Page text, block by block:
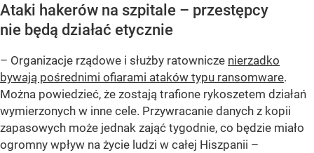
Ataki hakerów na szpitale – przestępcy
nie będą działać etycznie
– Organizacje rządowe i służby ratownicze nierzadko
bywają pośrednimi ofiarami ataków typu ransomware.
Można powiedzieć, że zostają trafione rykoszetem działań
wymierzonych w inne cele. Przywracanie danych z kopii
zapasowych może jednak zająć tygodnie, co będzie miało
ogromny wpływ na życie ludzi w całej Hiszpanii –